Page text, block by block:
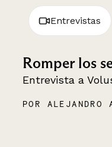
Entrevistas
Romper los
Entrevista a
POR ALEJANDRO